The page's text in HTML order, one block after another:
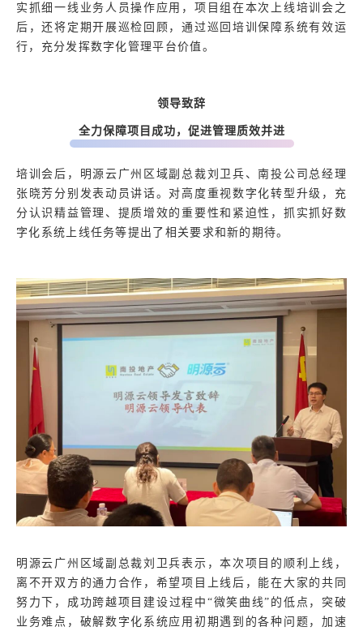
实抓细一线业务人员操作应用，项目组在本次上线培训会之
后，还将定期开展巡检回顾，通过巡回培训保障系统有效运
行，充分发挥数字化管理平台价值。
领导致辞
全力保障项目成功，促进管理质效并进
培训会后，明源云广州区域副总裁刘卫兵、南投公司总经理
张晓芳分别发表动员讲话。对高度重视数字化转型升级，充
分认识精益管理、提质增效的重要性和紧迫性，抓实抓好数
字化系统上线任务等提出了相关要求和新的期待。
明源云广州区域副总裁刘卫兵表示，本次项目的顺利上线，
离不开双方的通力合作，希望项目上线后，能在大家的共同
努力下，成功跨越项目建设过程中“微笑曲线”的低点，突破
业务难点，破解数字化系统应用初期遇到的各种问题，加速